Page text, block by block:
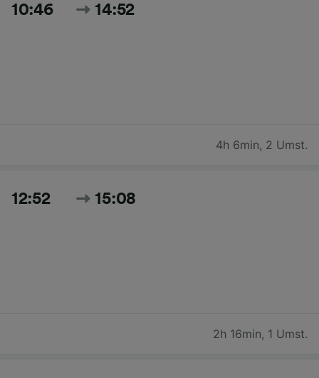
10:46 14:52
4h 6min, 2 Umst.
12:52 15:08
2h 16min, 1 Umst.